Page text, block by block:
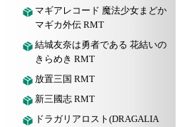
マギアレコード 魔法少女まどか
マギカ外伝 RMT
結城友奈は勇者である 花結いの
きらめき RMT
放置三国 RMT
新三國志 RMT
ドラガリアロスト(DRAGALIA